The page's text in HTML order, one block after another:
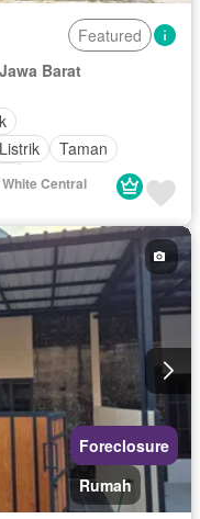
Featured
Barat
Listrik
Taman
24 jam
video
Central
Foreclosure
Rumah